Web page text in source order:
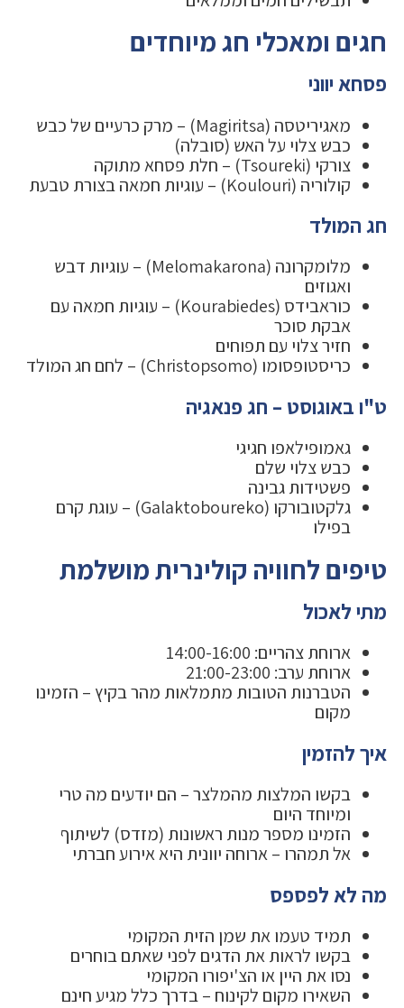
חגים ומאכלי חג מיוחדים
פסחא יווני
מאגיריטסה (Magiritsa) – מרק כרעיים של כבש
כבש צלוי על האש (סובלה)
צורקי (Tsoureki) – חלת פסחא מתוקה
קולוריה (Koulouri) – עוגיות חמאה בצורת טבעת
חג המולד
מלומקרונה (Melomakarona) – עוגיות דבש
ואגוזים
כוראבידס (Kourabiedes) – עוגיות חמאה עם
אבקת סוכר
חזיר צלוי עם תפוחים
כריסטופסומו (Christopsomo) – לחם חג המולד
ט"ו באוגוסט – חג פנאגיה
גאמופילאפו חגיגי
כבש צלוי שלם
פשטידות גבינה
גלקטובורקו (Galaktoboureko) – עוגת קרם
בפילו
טיפים לחוויה קולינרית מושלמת
מתי לאכול
ארוחת צהריים: 14:00-16:00
ארוחת ערב: 21:00-23:00
הטברנות הטובות מתמלאות מהר בקיץ – הזמינו
מקום
איך להזמין
בקשו המלצות מהמלצר – הם יודעים מה טרי
ומיוחד היום
הזמינו מספר מנות ראשונות (מזדס) לשיתוף
אל תמהרו – ארוחה יוונית היא אירוע חברתי
מה לא לפספס
תמיד טעמו את שמן הזית המקומי
בקשו לראות את הדגים לפני שאתם בוחרים
נסו את היין או הצ'יפורו המקומי
השאירו מקום לקינוח – בדרך כלל מגיע חינם